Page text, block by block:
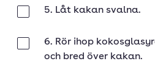
5. Låt kakan svalna.
6. Rör ihop
och bred över kakan.